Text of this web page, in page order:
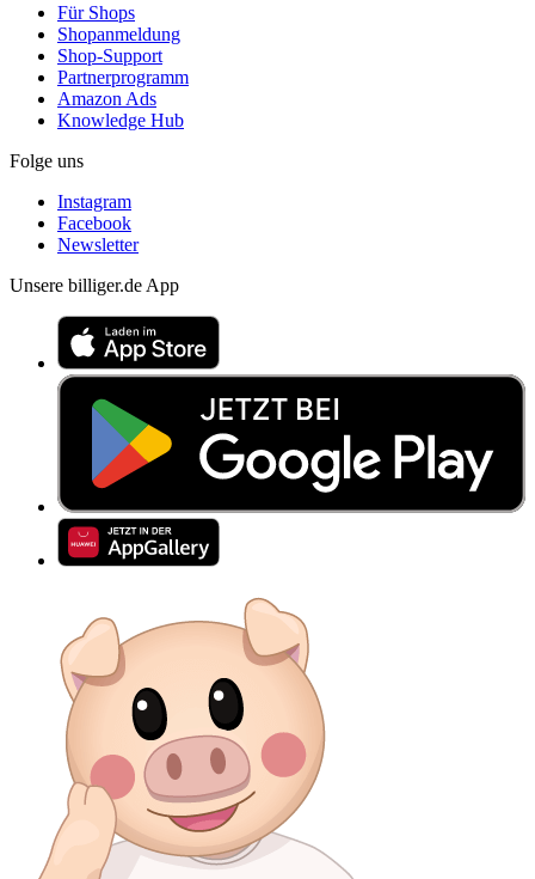
Für Shops
Shopanmeldung
Shop-Support
Partnerprogramm
Amazon Ads
Knowledge Hub
Folge uns
Instagram
Facebook
Newsletter
Unsere billiger.de App